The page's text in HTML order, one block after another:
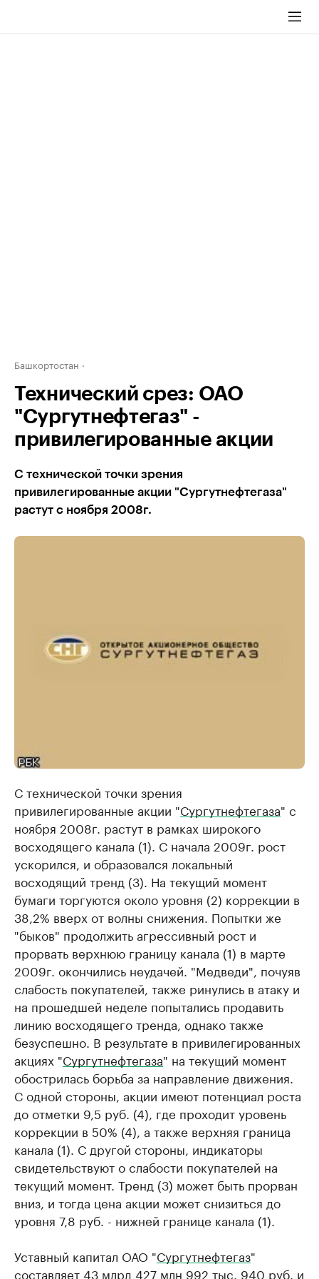
Башкортостан
Технический срез: ОАО
"Сургутнефтегаз" -
привилегированные акции
С технической точки зрения
привилегированные акции "Сургутнефтегаза"
растут с ноября 2008г.
С технической точки зрения
привилегированные акции "Сургутнефтегаза" с
ноября 2008г. растут в рамках широкого
восходящего канала (1). С начала 2009г. рост
ускорился, и образовался локальный
восходящий тренд (3). На текущий момент
бумаги торгуются около уровня (2) коррекции в
38,2% вверх от волны снижения. Попытки же
"быков" продолжить агрессивный рост и
прорвать верхнюю границу канала (1) в марте
2009г. окончились неудачей. "Медведи", почуяв
слабость покупателей, также ринулись в атаку и
на прошедшей неделе попытались продавить
линию восходящего тренда, однако также
безуспешно. В результате в привилегированных
акциях "Сургутнефтегаза" на текущий момент
обострилась борьба за направление движения.
С одной стороны, акции имеют потенциал роста
до отметки 9,5 руб. (4), где проходит уровень
коррекции в 50% (4), а также верхняя граница
канала (1). С другой стороны, индикаторы
свидетельствуют о слабости покупателей на
текущий момент. Тренд (3) может быть прорван
вниз, и тогда цена акции может снизиться до
уровня 7,8 руб. - нижней границе канала (1).
Уставный капитал ОАО "Сургутнефтегаз"
составляет 43 млрд 427 млн 992 тыс. 940 руб. и